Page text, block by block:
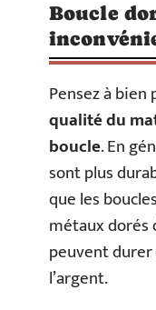
Boucle
Pensez à
qualité du
boucle. En
sont plus
que les
métaux dorés
peuvent
l’argent.